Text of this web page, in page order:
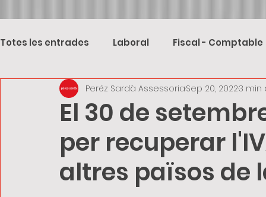
Totes les entrades Laboral Fiscal - Comptable
El 30 de
per recuperar
altres països de
Peréz Sardà AssessoriaSep 20, 20223 min